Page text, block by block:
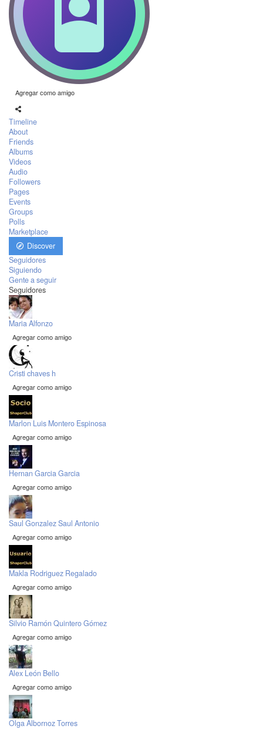
Agregar como amigo
Timeline
About
Friends
Albums
Videos
Audio
Followers
Pages
Events
Groups
Polls
Marketplace
Discover
Seguidores
Siguiendo
Gente a seguir
Seguidores
Maria Alfonzo
Agregar como amigo
Cristi chaves h
Agregar como amigo
Marlon Luis Montero Espinosa
Agregar como amigo
Hernan Garcia Garcia
Agregar como amigo
Saul Gonzalez Saul Antonio
Agregar como amigo
Makla Rodriguez Regalado
Agregar como amigo
Silvio Ramón Quintero Gómez
Agregar como amigo
Alex León Bello
Agregar como amigo
Olga Albornoz Torres